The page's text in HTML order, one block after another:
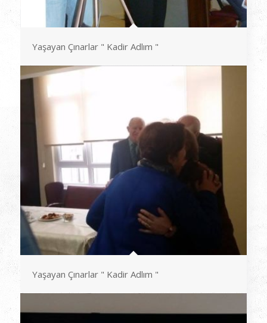
Yaşayan Çınarlar " Kadir Adlım "
Yaşayan Çınarlar " Kadir Adlım "